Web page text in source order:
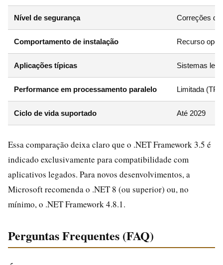
Nível de segurança Correções
Comportamento de instalação Recurso
Aplicações típicas Sistemas
Performance em processamento paralelo Limitada
Ciclo de vida suportado Até 2029
Essa comparação deixa claro que o .NET Framework 3.5 é
indicado exclusivamente para compatibilidade com
aplicativos legados. Para novos desenvolvimentos, a
Microsoft recomenda o .NET 8 (ou superior) ou, no
mínimo, o .NET Framework 4.8.1.
Perguntas Frequentes (FAQ)